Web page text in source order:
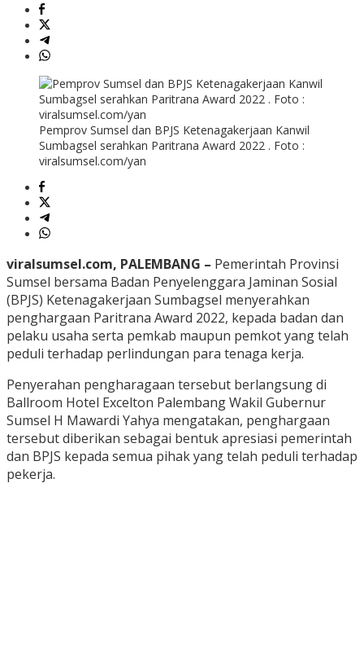
Pemprov Sumsel dan BPJS Ketenagakerjaan Kanwil
Sumbagsel serahkan Paritrana Award 2022 . Foto :
viralsumsel.com/yan
viralsumsel.com, PALEMBANG – Pemerintah Provinsi
Sumsel bersama Badan Penyelenggara Jaminan Sosial
(BPJS) Ketenagakerjaan Sumbagsel menyerahkan
penghargaan Paritrana Award 2022, kepada badan dan
pelaku usaha serta pemkab maupun pemkot yang telah
peduli terhadap perlindungan para tenaga kerja.
Penyerahan pengharagaan tersebut berlangsung di
Ballroom Hotel Excelton Palembang Wakil Gubernur
Sumsel H Mawardi Yahya mengatakan, penghargaan
tersebut diberikan sebagai bentuk apresiasi pemerintah
dan BPJS kepada semua pihak yang telah peduli terhadap
pekerja.